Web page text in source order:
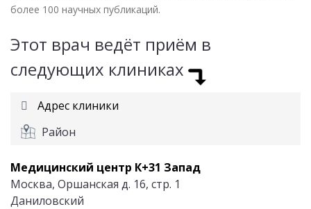
более 100 научных публикаций.
Этот врач ведёт приём в
следующих клиниках
Адрес клиники
Район
Медицинский центр К+31 Запад
Москва, Оршанская д. 16, стр. 1
Даниловский